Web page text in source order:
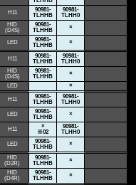
H11
90981-
TLHHB
90981-
TLHH0
HID
(D4S)
90981-
TLHHB
×
LED
90981-
TLHHB
×
H11
90981-
TLHHB
90981-
TLHH0
HID
(D4S)
90981-
TLHHB
×
LED ×
H11
90981-
TLHHB
90981-
TLHH0
LED
90981-
TLHHB
×
H11
×
※02
90981-
TLHH0
LED
90981-
TLHHB
×
HID
(D2R)
90981-
TLHHB
×
HID
(D4R)
90981-
TLHHB
×